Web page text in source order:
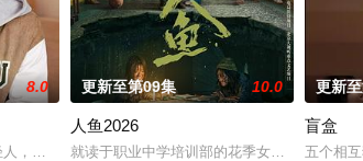
女奚圆（姜贞羽 饰）因意外踏入玄机界，继而卷入虎
8.0
人，在沿海小城南安相遇相知，他们决心各展所长创办
更新至第09集 10.0
人鱼2026
就读于职业中学培训部的花季女生苏琳（黄
更新
盲盒
五个相